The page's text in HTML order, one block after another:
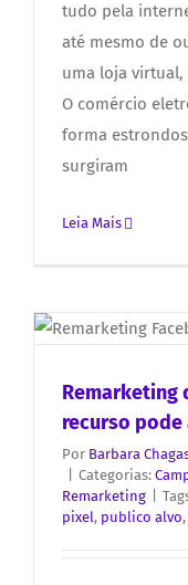
tudo pela
até mesmo de
uma loja
O comércio
forma
surgiram
Leia Mais
Remarketing
recurso pode
Por Barbara
Categorias:
Remarketing
pixel, publico alvo,